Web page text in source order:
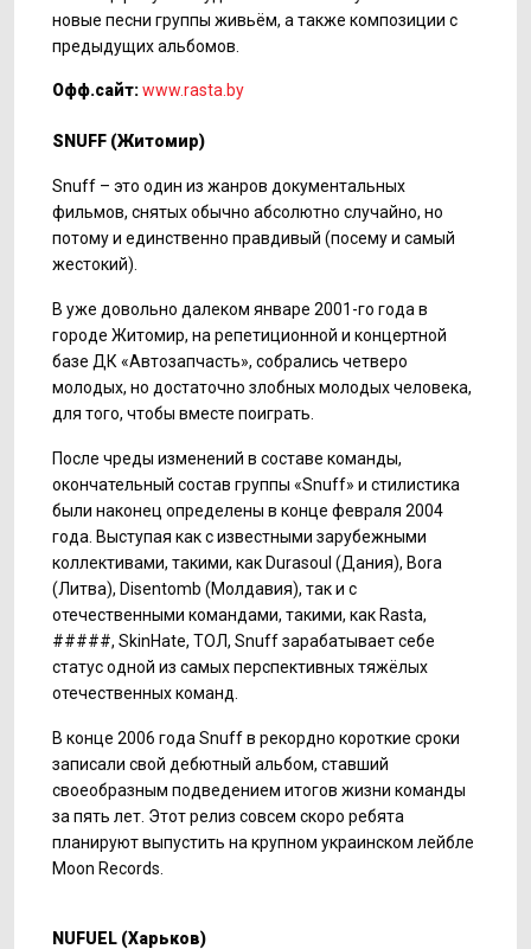
новые песни группы живьём, а также композиции с
предыдущих альбомов.
Офф.сайт:www.rasta.by
SNUFF (Житомир)
Snuff – это один из жанров документальных
фильмов, снятых обычно абсолютно случайно, но
потому и единственно правдивый (посему и самый
жестокий).
В уже довольно далеком январе 2001-го года в
городе Житомир, на репетиционной и концертной
базе ДК «Автозапчасть», собрались четверо
молодых, но достаточно злобных молодых человека,
для того, чтобы вместе поиграть.
После чреды изменений в составе команды,
окончательный состав группы «Snuff» и стилистика
были наконец определены в конце февраля 2004
года. Выступая как с известными зарубежными
коллективами, такими, как Durasoul (Дания), Bora
(Литва), Disentomb (Молдавия), так и с
отечественными командами, такими, как Rasta,
#####, SkinHate, ТОЛ, Snuff зарабатывает себе
статус одной из самых перспективных тяжёлых
отечественных команд.
В конце 2006 года Snuff в рекордно короткие сроки
записали свой дебютный альбом, ставший
своеобразным подведением итогов жизни команды
за пять лет. Этот релиз совсем скоро ребята
планируют выпустить на крупном украинском лейбле
Moon Records.
NU FUEL (Харьков)